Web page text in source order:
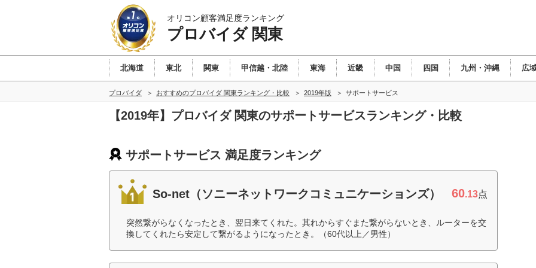
オリコン顧客満足度ランキング
プロバイダ 関東
北海道 東北 関東 甲信越・北陸 東海 近畿 中国 四国 九州・沖縄 広
プロバイダ おすすめのプロバイダ 関東ランキング・比較 2019年版 サポートサービス
【2019年】プロバイダ 関東のサポートサービスランキング・比較
サポートサービス 満足度ランキング
So-net（ソニーネットワークコミュニケーションズ） 60.13点
突然繋がらなくなったとき、翌日来てくれた。其れからすぐまた繋がらないとき、ルーターを交
換してくれたら安定して繋がるようになったとき。（60代以上／男性）